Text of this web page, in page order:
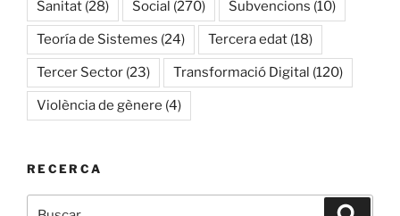
Sanitat (28) Social (270) Subvencions (10)
Teoría de Sistemes (24) Tercera edat (18)
Tercer Sector (23) Transformació Digital (120)
Violència de gènere (4)
RECERCA